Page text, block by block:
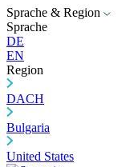
Sprache & Region
Sprache
DE
EN
Region
DACH
Bulgaria
United States